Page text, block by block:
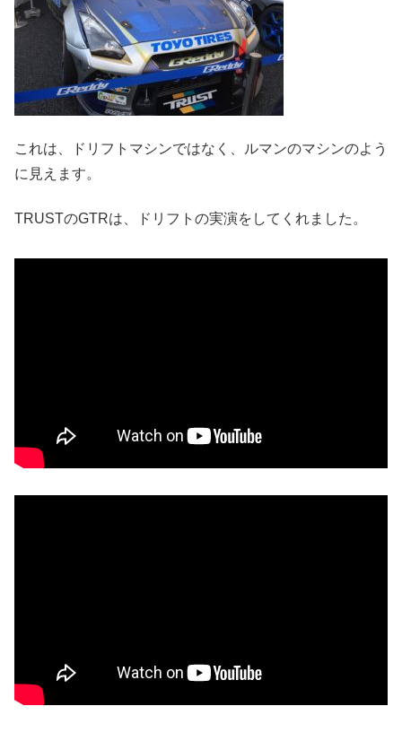
これは、ドリフトマシンではなく、ルマンのマシンのよう
に見えます。
TRUSTのGTRは、ドリフトの実演をしてくれました。